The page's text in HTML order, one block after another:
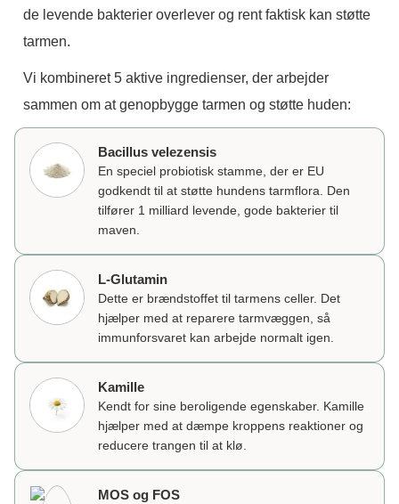
de levende bakterier overlever og rent faktisk kan støtte
tarmen.
Vi kombineret 5 aktive ingredienser, der arbejder
sammen om at genopbygge tarmen og støtte huden:
Bacillus velezensis
En speciel probiotisk stamme, der er EU
godkendt til at støtte hundens tarmflora. Den
tilfører 1 milliard levende, gode bakterier til
maven.
L-Glutamin
Dette er brændstoffet til tarmens celler. Det
hjælper med at reparere tarmvæggen, så
immunforsvaret kan arbejde normalt igen.
Kamille
Kendt for sine beroligende egenskaber. Kamille
hjælper med at dæmpe kroppens reaktioner og
reducere trangen til at klø.
MOS og FOS